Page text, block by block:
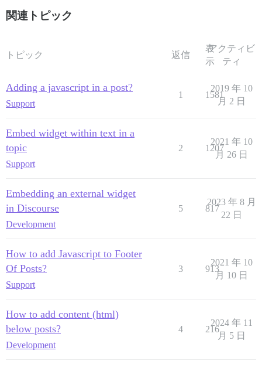
関連トピック
トピック 返信
表
示
アクティビ
ティ
Adding a javascript in a post?
Support
1 1581
2019 年 10
月 2 日
Embed widget within text in a
topic
Support
2 1207
2021 年 10
月 26 日
Embedding an external widget
in Discourse
Development
5 817
2023 年 8 月
22 日
How to add Javascript to Footer
Of Posts?
Support
3 913
2021 年 10
月 10 日
How to add content (html)
below posts?
Development
4 216
2024 年 11
月 5 日